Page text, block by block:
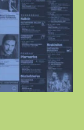
gebündelt